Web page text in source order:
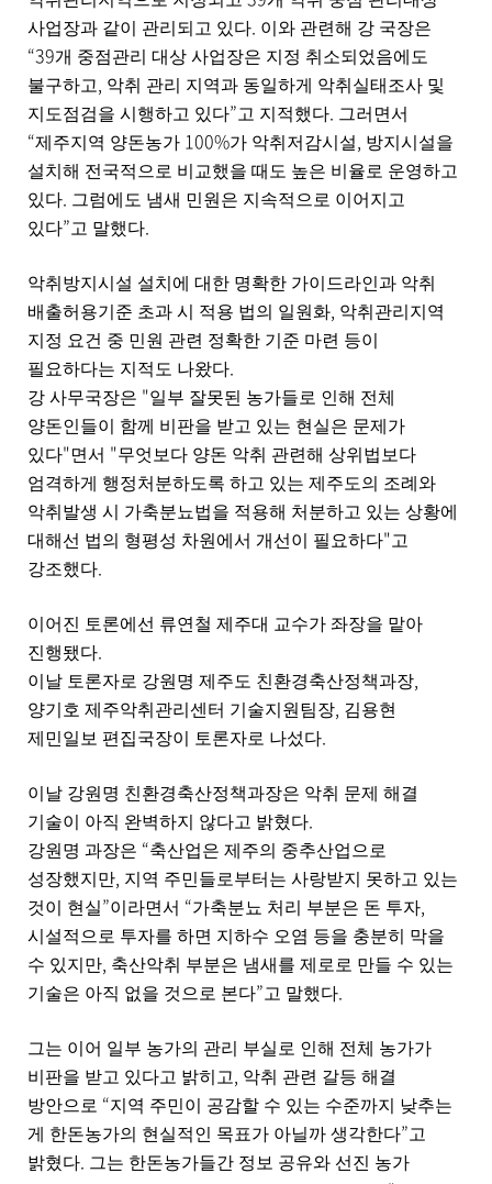
사업장과 같이 관리되고 있다. 이와 관련해 강 국장은
“39개 중점관리 대상 사업장은 지정 취소되었음에도
불구하고, 악취 관리 지역과 동일하게 악취실태조사 및
지도점검을 시행하고 있다”고 지적했다. 그러면서
“제주지역 양돈농가 100%가 악취저감시설, 방지시설을
설치해 전국적으로 비교했을 때도 높은 비율로 운영하고
있다. 그럼에도 냄새 민원은 지속적으로 이어지고
있다”고 말했다.
악취방지시설 설치에 대한 명확한 가이드라인과 악취
배출허용기준 초과 시 적용 법의 일원화, 악취관리지역
지정 요건 중 민원 관련 정확한 기준 마련 등이
필요하다는 지적도 나왔다.
강 사무국장은 "일부 잘못된 농가들로 인해 전체
양돈인들이 함께 비판을 받고 있는 현실은 문제가
있다"면서 "무엇보다 양돈 악취 관련해 상위법보다
엄격하게 행정처분하도록 하고 있는 제주도의 조례와
악취발생 시 가축분뇨법을 적용해 처분하고 있는 상황에
대해선 법의 형평성 차원에서 개선이 필요하다"고
강조했다.
이어진 토론에선 류연철 제주대 교수가 좌장을 맡아
진행됐다.
이날 토론자로 강원명 제주도 친환경축산정책과장,
양기호 제주악취관리센터 기술지원팀장, 김용현
제민일보 편집국장이 토론자로 나섰다.
이날 강원명 친환경축산정책과장은 악취 문제 해결
기술이 아직 완벽하지 않다고 밝혔다.
강원명 과장은 “축산업은 제주의 중추산업으로
성장했지만, 지역 주민들로부터는 사랑받지 못하고 있는
것이 현실”이라면서 “가축분뇨 처리 부분은 돈 투자,
시설적으로 투자를 하면 지하수 오염 등을 충분히 막을
수 있지만, 축산악취 부분은 냄새를 제로로 만들 수 있는
기술은 아직 없을 것으로 본다”고 말했다.
그는 이어 일부 농가의 관리 부실로 인해 전체 농가가
비판을 받고 있다고 밝히고, 악취 관련 갈등 해결
방안으로 “지역 주민이 공감할 수 있는 수준까지 낮추는
게 한돈농가의 현실적인 목표가 아닐까 생각한다”고
밝혔다. 그는 한돈농가들간 정보 공유와 선진 농가